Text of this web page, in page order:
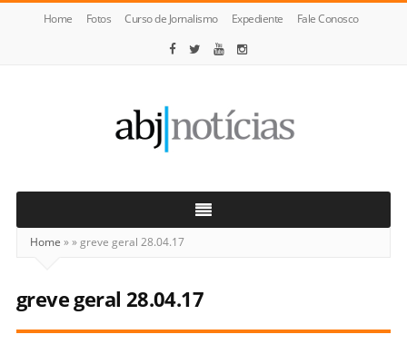
Home Fotos Curso de Jornalismo Expediente Fale Conosco
Notícias
Home »» greve geral 28.04.17
greve geral 28.04.17